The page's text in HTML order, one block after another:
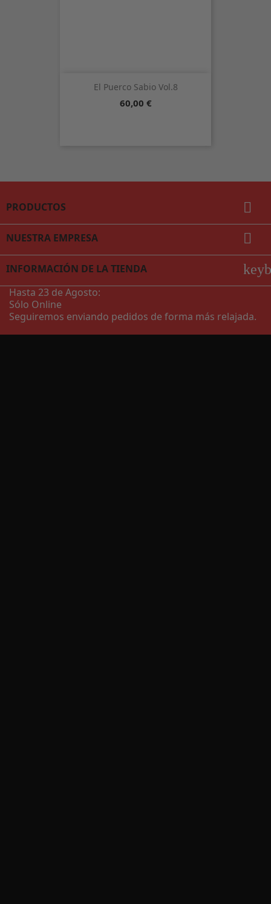
El Puerco Sabio Vol.8
Precio
60,00 €
PRODUCTOS 
NUESTRA EMPRESA 
INFORMACIÓN DE LA TIENDA
Hasta 23 de Agosto:
Sólo Online
Seguiremos enviando pedidos de forma más relajada.